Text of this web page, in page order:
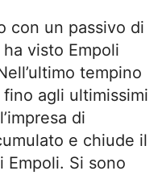
con un passivo di
visto Empoli
tempino
agli ultimissimi
di
e chiude il
Si sono